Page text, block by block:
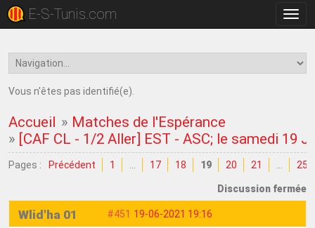
la
E-S-Tunis.com
Vous n'êtes pas identifié(e).
Accueil » Matches de l'Espérance
» [CAF CL - 1/2 Aller] EST - ASC; le samedi 19
Pages : Précédent 1 17 18 19 20 21 25
Discussion fermée
#451 19-06-2021 19:16
Wlid'ha 01